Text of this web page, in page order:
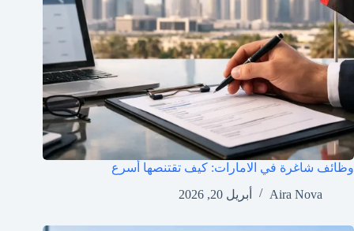
وظائف شاغرة في الامارات: كيف تقتنصها أسرع
Aira Nova
أبريل 20, 2026